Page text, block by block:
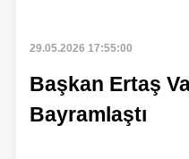
29.05.2026 17:55:00
Başkan Ertaş
Bayramlaştı